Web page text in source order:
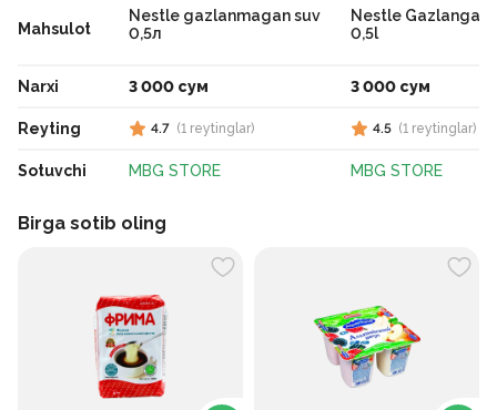
Mahsulot
Narxi
Reyting
Sotuvchi
Nestle gazlanmagan suv
0,5л
3 000 сум
4.7 (1 reytinglar)
MBG STORE
Nestle Gazlangan
0,5l
3 000 сум
4.5 (1 reytinglar)
MBG STORE
Birga sotib oling